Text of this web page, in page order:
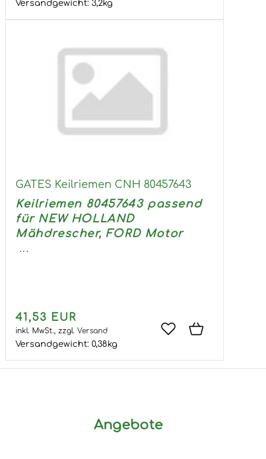
Versandgewicht: 3,2kg
GATES Keilriemen CNH 80457643
Keilriemen 80457643 passend
für NEW HOLLAND
Mähdrescher, FORD Motor
...
41,53 EUR
inkl. MwSt., zzgl. Versand
Versandgewicht: 0,38kg
Angebote